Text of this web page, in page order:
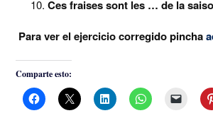
Ces fraises sont les … de la
Para ver el ejercicio corregido pincha
Comparte esto: